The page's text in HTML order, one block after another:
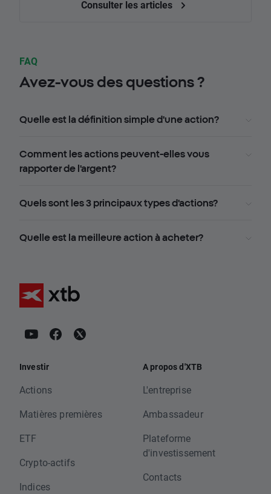
Consulter les articles
FAQ
Avez-vous des questions ?
Quelle est la définition simple d'une action?
Comment les actions peuvent-elles vous
rapporter de l'argent?
Quels sont les 3 principaux types d'actions?
Quelle est la meilleure action à acheter?
Investir
Actions
Matières premières
ETF
Crypto-actifs
Indices
A propos d'XTB
L'entreprise
Ambassadeur
Plateforme
d'investissement
Contacts